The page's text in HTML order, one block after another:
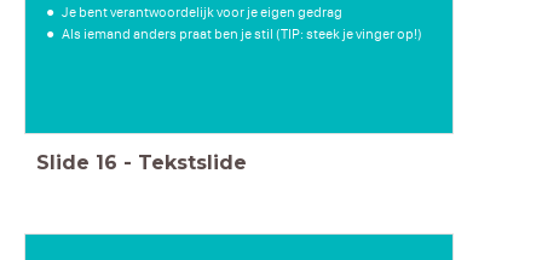
Je bent verantwoordelijk voor je eigen gedrag
Als iemand anders praat ben je stil (TIP: steek je vinger op!)
Slide 16 - Tekstslide